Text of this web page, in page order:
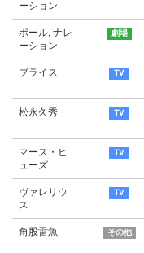
ーション
ポール, ナレ
ーション
ブライス
松永久秀
マース・ヒ
ューズ
ヴァレリウ
ス
角股雷魚